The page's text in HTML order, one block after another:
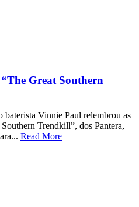
Great Southern
baterista Vinnie Paul relembrou as
Trendkill”, dos Pantera,
Read More